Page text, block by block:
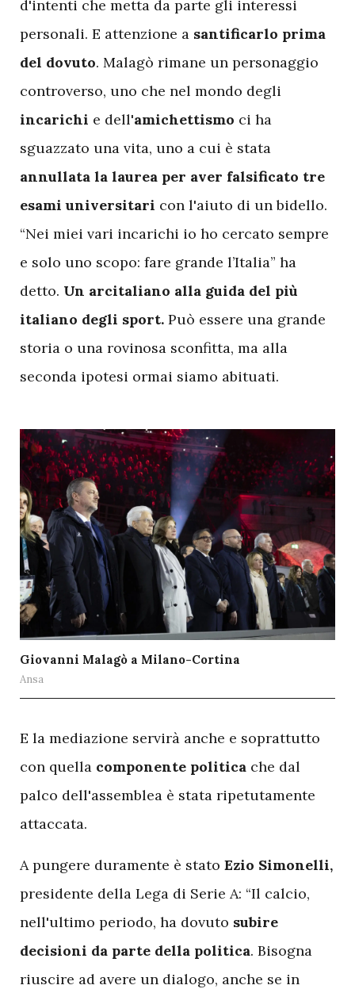
d'intenti che metta da parte gli interessi
personali. E attenzione a santificarlo prima
del dovuto. Malagò rimane un personaggio
controverso, uno che nel mondo degli
incarichi e dell'amichettismo ci ha
sguazzato una vita, uno a cui è stata
annullata la laurea per aver falsificato tre
esami universitari con l'aiuto di un bidello.
“Nei miei vari incarichi io ho cercato sempre
e solo uno scopo: fare grande l’Italia” ha
detto. Un arcitaliano alla guida del più
italiano degli sport. Può essere una grande
storia o una rovinosa sconfitta, ma alla
seconda ipotesi ormai siamo abituati.
Giovanni Malagò a Milano-Cortina
Ansa
E la mediazione servirà anche e soprattutto
con quella componente politica che dal
palco dell'assemblea è stata ripetutamente
attaccata.
A pungere duramente è stato Ezio Simonelli,
presidente della Lega di Serie A: “Il calcio,
nell'ultimo periodo, ha dovuto subire
decisioni da parte della politica. Bisogna
riuscire ad avere un dialogo, anche se in